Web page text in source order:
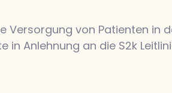
Versorgung von Patienten in
in Anlehnung an die S2k